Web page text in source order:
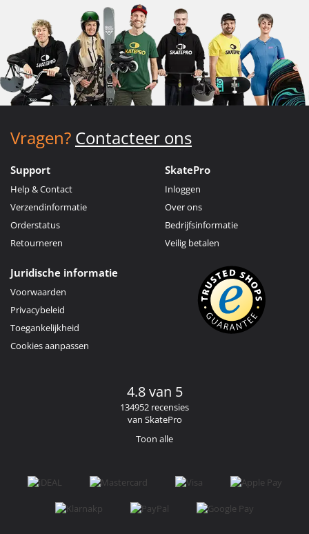
Vragen? Contacteer ons
Support
Help & Contact
Verzendinformatie
Orderstatus
Retourneren
SkatePro
Inloggen
Over ons
Bedrijfsinformatie
Veilig betalen
Juridische informatie
Voorwaarden
Privacybeleid
Toegankelijkheid
Cookies aanpassen
4.8 van 5
134952 recensies
van SkatePro
Toon alle